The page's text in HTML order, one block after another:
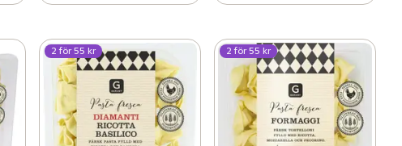
2 för 55 kr 2 för 55 kr